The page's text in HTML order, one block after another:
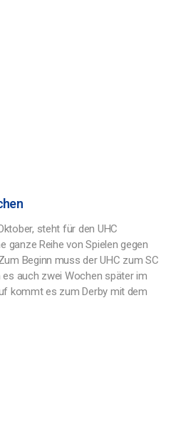
steht für den UHC
ganze Reihe von Spielen gegen
Beginn muss der UHC zum SC
es auch zwei Wochen später im
kommt es zum Derby mit dem